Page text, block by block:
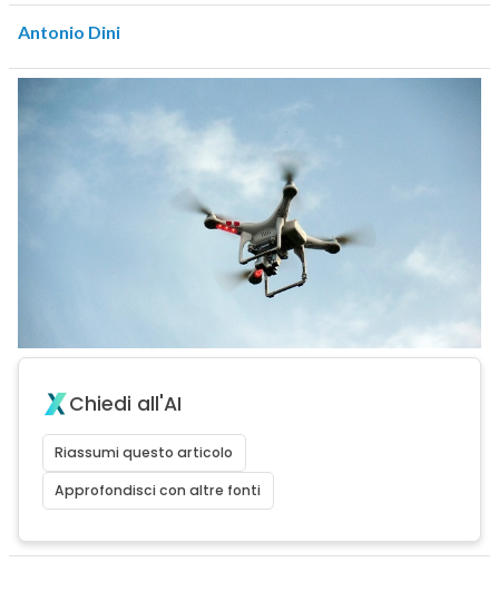
Antonio Dini
Chiedi all'AI
Riassumi questo articolo
Approfondisci con altre fonti